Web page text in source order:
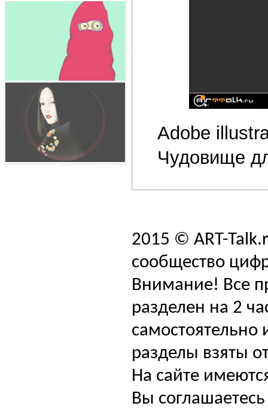
Adobe
Чудовище
2015 © ART-
сообщество
Внимание! Все
разделен на 2
самостоятельно
разделы взяты
На сайте
Вы